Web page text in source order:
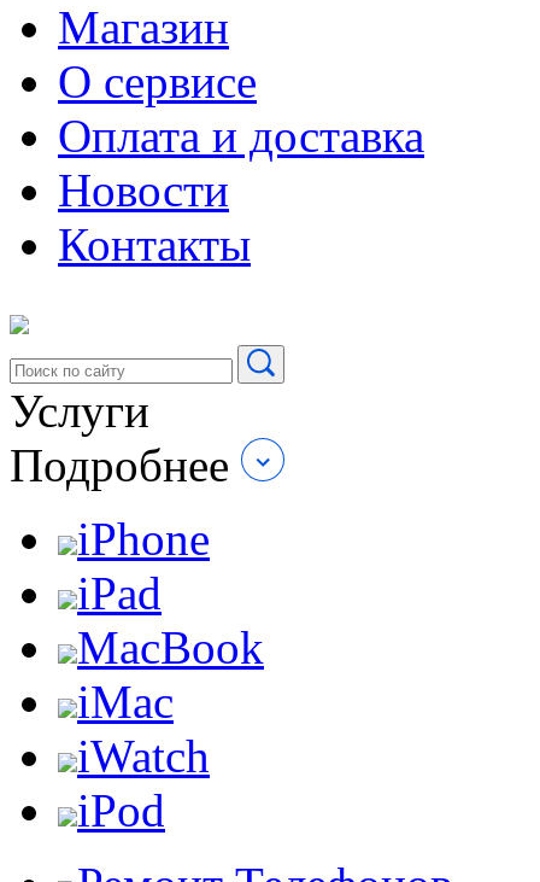
Магазин
О cервисе
Оплата и доставка
Новости
Контакты
Услуги
Подробнее
iPhone
iPad
MacBook
iMac
iWatch
iPod